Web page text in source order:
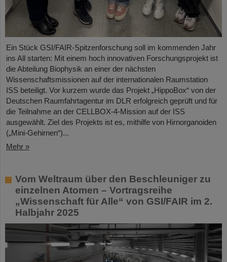
Ein Stück GSI/FAIR-Spitzenforschung soll im kommenden Jahr
ins All starten: Mit einem hoch innovativen Forschungsprojekt ist
die Abteilung Biophysik an einer der nächsten
Wissenschaftsmissionen auf der internationalen Raumstation
ISS beteiligt. Vor kurzem wurde das Projekt „HippoBox“ von der
Deutschen Raumfahrtagentur im DLR erfolgreich geprüft und für
die Teilnahme an der CELLBOX-4-Mission auf der ISS
ausgewählt. Ziel des Projekts ist es, mithilfe von Hirnorganoiden
(„Mini-Gehirnen“)...
Mehr »
Vom Weltraum über den Beschleuniger zu
einzelnen Atomen – Vortragsreihe
„Wissenschaft für Alle“ von GSI/FAIR im 2.
Halbjahr 2025